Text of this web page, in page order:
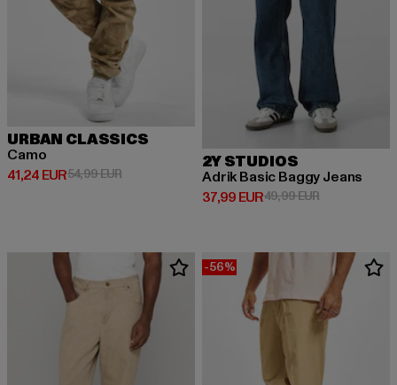
URBAN CLASSICS
Camo
41,24 EUR
Derzeitiger Preis: 41,24 EUR
54,99 EURAktionspreis: 54,99 EUR
2Y STUDIOS
Adrik Basic Baggy Jeans
37,99 EUR
Derzeitiger Preis: 37,99 EUR
49,99 EURAktionspreis:
-56%